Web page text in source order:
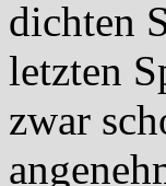
dichten
letzten
zwar